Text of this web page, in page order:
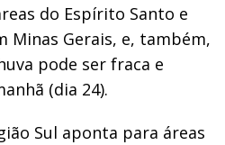
do Espírito Santo e
Minas Gerais, e, também,
pode ser fraca e
(dia 24).
Sul aponta para áreas